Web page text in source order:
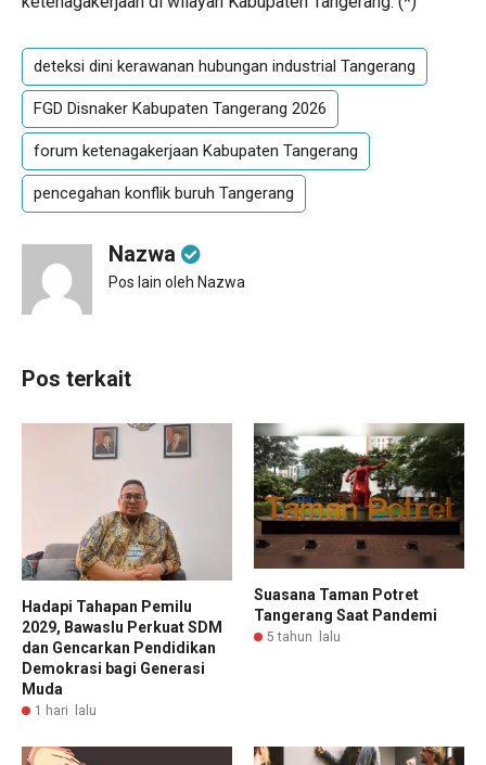
deteksi dini kerawanan hubungan industrial Tangerang
FGD Disnaker Kabupaten Tangerang 2026
forum ketenagakerjaan Kabupaten Tangerang
pencegahan konflik buruh Tangerang
Nazwa
Pos lain oleh Nazwa
Pos terkait
Hadapi Tahapan Pemilu
2029, Bawaslu Perkuat SDM
dan Gencarkan Pendidikan
Demokrasi bagi Generasi
Muda
1 hari lalu
Suasana Taman Potret
Tangerang Saat Pandemi
5 tahun lalu